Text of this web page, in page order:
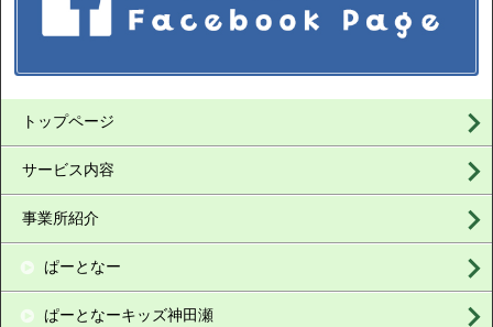
トップページ
サービス内容
事業所紹介
ぱーとなー
ぱーとなーキッズ神田瀬